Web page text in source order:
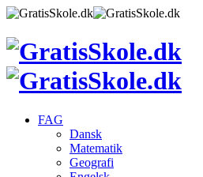
FAG
Dansk
Matematik
Geografi